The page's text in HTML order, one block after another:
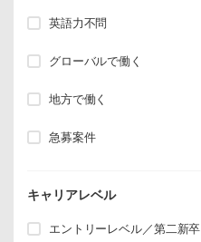
英語力不問
グローバルで働く
地方で働く
急募案件
キャリアレベル
エントリーレベル／第二新卒